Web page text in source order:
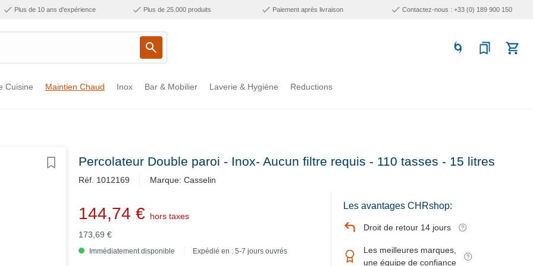
Plus de 10 ans d'expérience Plus de 25.000 produits Paiement après livraison Contactez-nous : +33 (0) 189 900 150
Cuisine Maintien Chaud Inox Bar & Mobilier Laverie & Hygiène Reductions
Percolateur Double paroi - Inox- Aucun filtre requis - 110 tasses - 15 litres
Réf. 1012169 Marque: Casselin
144,74 €
hors taxes
173,69 €
Immédiatement disponible Expédié en : 5-7 jours ouvrés
Les avantages CHRshop:
Droit de retour 14 jours
Les meilleures marques,
une équipe de confiance